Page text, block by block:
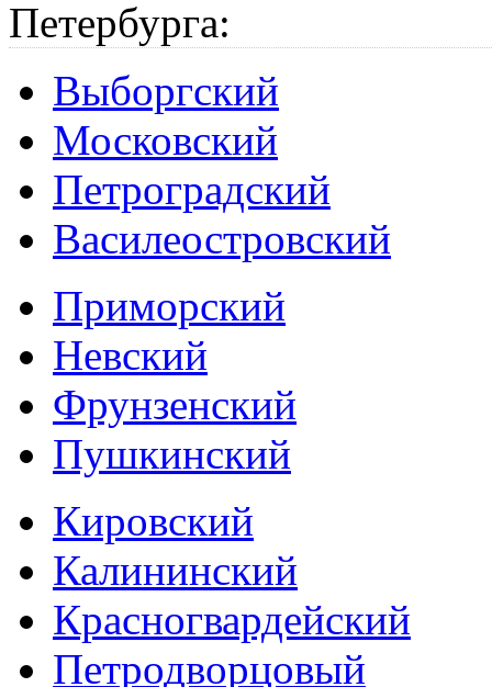
Петербурга:
Выборгский
Московский
Петроградский
Василеостровский
Приморский
Невский
Фрунзенский
Пушкинский
Кировский
Калининский
Красногвардейский
Петродворцовый